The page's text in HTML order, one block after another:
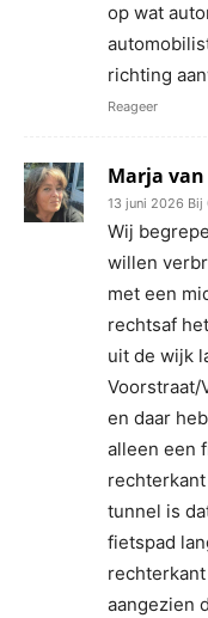
op wat
richting
Reageer
Marja
13 juni 2026 Bij
Wij
willen
met een
rechtsaf
uit de wijk
Voorstraat/
en daar
alleen een
tunnel is
fietspad
aangezien